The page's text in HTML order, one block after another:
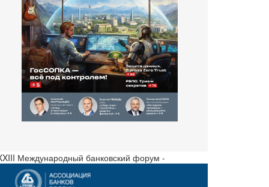
Международный банковский форум -